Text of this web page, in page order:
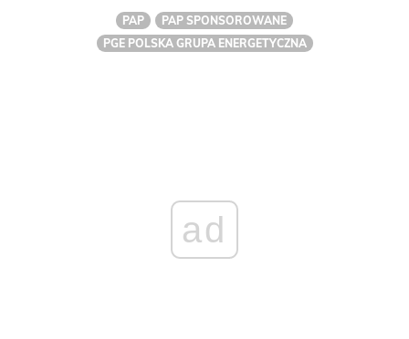
PAP
PAP SPONSOROWANE
PGE POLSKA GRUPA ENERGETYCZNA
ad